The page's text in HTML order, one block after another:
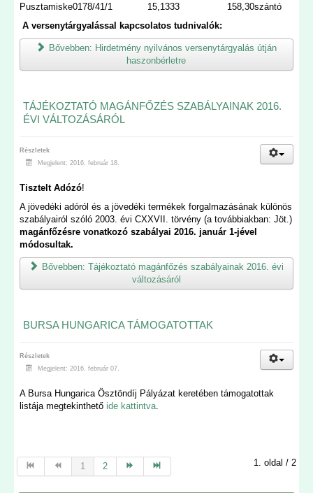
Pusztamiske0178/41/1 15,1333 158,30szántó
A versenytárgyalással kapcsolatos tudnivalók:
Bővebben: Hirdetmény nyilvános versenytárgyalás útján
haszonbérletre
TÁJÉKOZTATÓ MAGÁNFŐZÉS SZABÁLYAINAK 2016.
ÉVI VÁLTOZÁSÁRÓL
Részletek
Megjelent: 2016. február 18.
Tisztelt Adózó!
A jövedéki adóról és a jövedéki termékek forgalmazásának különös
szabályairól szóló 2003. évi CXXVII. törvény (a továbbiakban: Jöt.)
magánfőzésre vonatkozó szabályai 2016. január 1-jével
módosultak.
Bővebben: Tájékoztató magánfőzés szabályainak 2016. évi
változásáról
BURSA HUNGARICA TÁMOGATOTTAK
Részletek
Megjelent: 2016. február 07.
A Bursa Hungarica Ösztöndíj Pályázat keretében támogatottak
listája megtekinthető ide kattintva
1. oldal / 2
1 2